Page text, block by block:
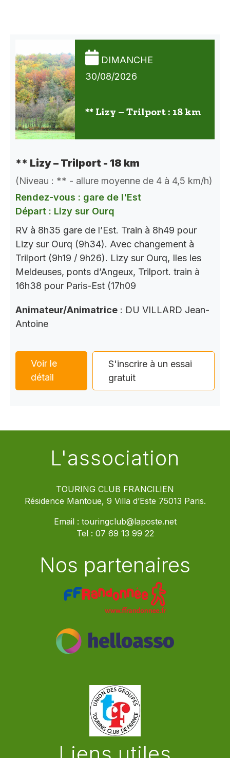
DIMANCHE
30/08/2026
** Lizy – Trilport : 18 km
** Lizy – Trilport - 18 km
(Niveau : ** - allure moyenne de 4 à 4,5 km/h)
Rendez-vous : gare de l'Est
Départ : Lizy sur Ourq
RV à 8h35 gare de l’Est. Train à 8h49 pour
Lizy sur Ourq (9h34). Avec changement à
Trilport (9h19 / 9h26). Lizy sur Ourq, Iles les
Meldeuses, ponts d’Angeux, Trilport. train à
16h38 pour Paris-Est (17h09
Animateur/Animatrice : DU VILLARD Jean-
Antoine
Voir le
détail
S'inscrire à un essai
gratuit
L'association
TOURING CLUB FRANCILIEN
Résidence Mantoue, 9 Villa d’Este 75013 Paris.
Email : touringclub@laposte.net
Tel : 07 69 13 99 22
Nos partenaires